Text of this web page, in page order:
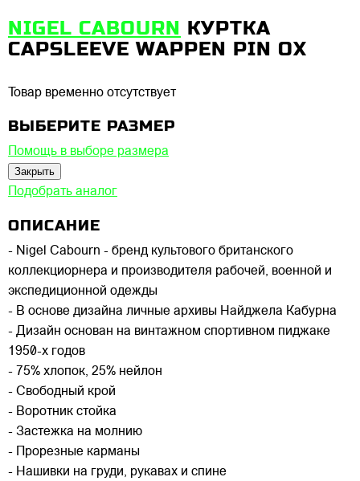
NIGEL CABOURN КУРТКА
CAPSLEEVE WAPPEN PIN OX
Товар временно отсутствует
ВЫБЕРИТЕ РАЗМЕР
Помощь в выборе размера
Закрыть
Подобрать аналог
ОПИСАНИЕ
- Nigel Cabourn - бренд культового британского
коллекциорнера и производителя рабочей, военной и
экспедиционной одежды
- В основе дизайна личные архивы Найджела Кабурна
- Дизайн основан на винтажном спортивном пиджаке
1950-х годов
- 75% хлопок, 25% нейлон
- Свободный крой
- Воротник стойка
- Застежка на молнию
- Прорезные карманы
- Нашивки на груди, рукавах и спине